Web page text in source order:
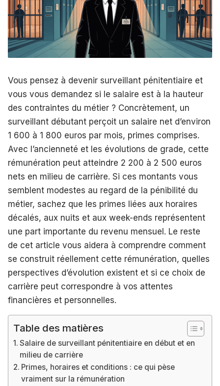
Vous pensez à devenir surveillant pénitentiaire et
vous vous demandez si le salaire est à la hauteur
des contraintes du métier ? Concrètement, un
surveillant débutant perçoit un salaire net d’environ
1 600 à 1 800 euros par mois, primes comprises.
Avec l’ancienneté et les évolutions de grade, cette
rémunération peut atteindre 2 200 à 2 500 euros
nets en milieu de carrière. Si ces montants vous
semblent modestes au regard de la pénibilité du
métier, sachez que les primes liées aux horaires
décalés, aux nuits et aux week-ends représentent
une part importante du revenu mensuel. Le reste
de cet article vous aidera à comprendre comment
se construit réellement cette rémunération, quelles
perspectives d’évolution existent et si ce choix de
carrière peut correspondre à vos attentes
financières et personnelles.
Table des matières
Salaire de surveillant pénitentiaire en début et en
milieu de carrière
Primes, horaires et conditions : ce qui pèse
vraiment sur la rémunération